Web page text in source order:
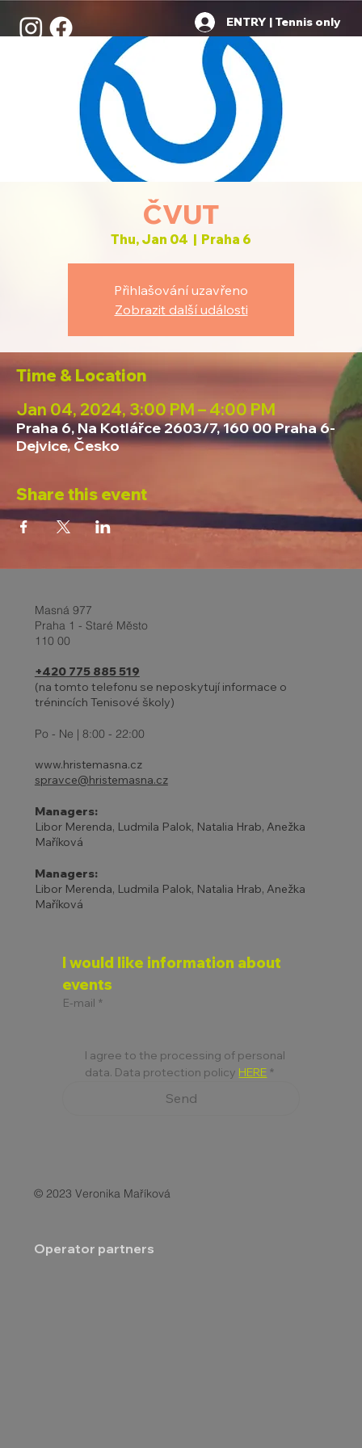
ENTRY | Tennis only
ČVUT
Thu, Jan 04
  |
Praha 6
Přihlašování uzavřeno
Zobrazit další události
Time & Location
Jan 04, 2024, 3:00 PM – 4:00 PM
Praha 6, Na Kotlářce 2603/7, 160 00 Praha 6-
Dejvice, Česko
Share this event
Masná 977
Praha 1 - Staré Město
110 00
+420 775 885 519
(na tomto telefonu se neposkytují informace o
trénincích Tenisové školy)
Po - Ne | 8:00 - 22:00
www.hristemasna.cz
spravce@hristemasna.cz
Managers:
Libor Merenda, Ludmila Palok, Natalia Hrab, Anežka
Maříková
Managers:
Libor Merenda, Ludmila Palok, Natalia Hrab, Anežka
Maříková
I would like information about
events
E-mail *
I agree to the processing of personal
data. Data protection policy HERE *
Send
© 2023 Veronika Maříková
Operator partners